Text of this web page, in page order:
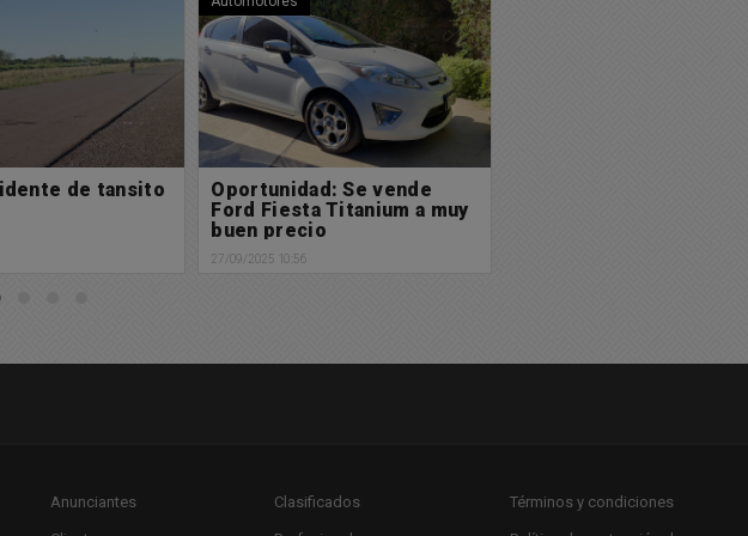
Se vende
Titanium a muy
Oportunidad: Se vende
Jeep Renegade Sport a
muy buen precio
27/09/2025 10:53
Anunciantes Clasificados Términos y condiciones